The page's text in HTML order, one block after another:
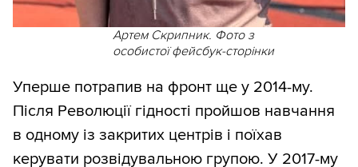
Артем Скрипник. Фото з
особистої фейсбук-сторінки
Уперше потрапив на фронт ще у 2014-му.
Після Революції гідності пройшов навчання
в одному із закритих центрів і поїхав
керувати розвідувальною групою. У 2017-му